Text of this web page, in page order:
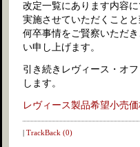
改定一覧にあります内容
実施させていただくこと
何卒事情をご賢察いただ
い申し上げます。
引き続きレヴィース・オ
します。
レヴィース製品希望小売
| TrackBack (0)